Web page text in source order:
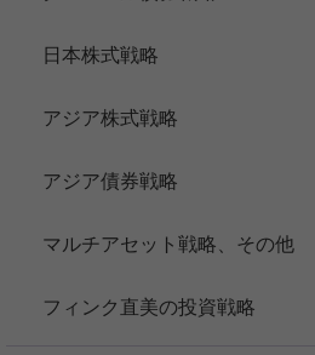
日本株式戦略
アジア株式戦略
アジア債券戦略
マルチアセット戦略、その他
フィンク直美の投資戦略